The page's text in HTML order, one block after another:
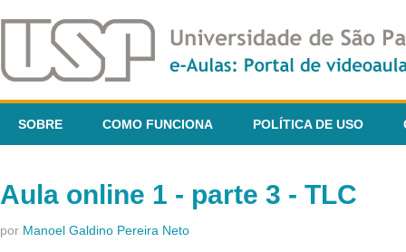
SOBRE COMO FUNCIONA POLÍTICA DE USO
Aula online 1 - parte 3 - TLC
por Manoel Galdino Pereira Neto